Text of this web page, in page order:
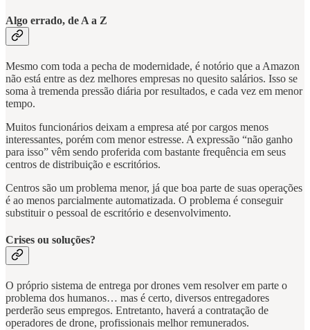
Algo errado, de A a Z
Mesmo com toda a pecha de modernidade, é notório que a Amazon
não está entre as dez melhores empresas no quesito salários. Isso se
soma à tremenda pressão diária por resultados, e cada vez em menor
tempo.
Muitos funcionários deixam a empresa até por cargos menos
interessantes, porém com menor estresse. A expressão “não ganho
para isso” vêm sendo proferida com bastante frequência em seus
centros de distribuição e escritórios.
Centros são um problema menor, já que boa parte de suas operações
é ao menos parcialmente automatizada. O problema é conseguir
substituir o pessoal de escritório e desenvolvimento.
Crises ou soluções?
O próprio sistema de entrega por drones vem resolver em parte o
problema dos humanos… mas é certo, diversos entregadores
perderão seus empregos. Entretanto, haverá a contratação de
operadores de drone, profissionais melhor remunerados.